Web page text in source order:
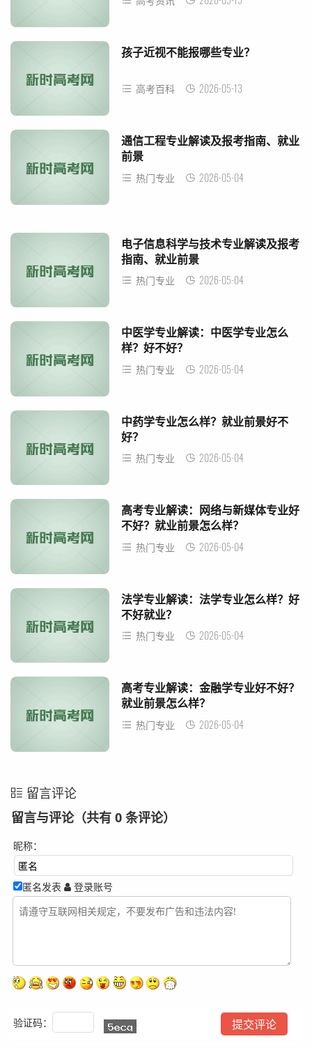
孩子近视不能报哪些专业？
高考百科 2026-05-13
通信工程专业解读及报考指南、就业
前景
热门专业 2026-05-04
电子信息科学与技术专业解读及报考
指南、就业前景
热门专业 2026-05-04
中医学专业解读：中医学专业怎么
样？好不好？
热门专业 2026-05-04
中药学专业怎么样？就业前景好不
好？
热门专业 2026-05-04
高考专业解读：网络与新媒体专业好
不好？就业前景怎么样？
热门专业 2026-05-04
法学专业解读：法学专业怎么样？好
不好就业？
热门专业 2026-05-04
高考专业解读：金融学专业好不好？
就业前景怎么样？
热门专业 2026-05-04
留言评论
留言与评论（共有 0 条评论）
昵称：
匿名发表 登录账号
验证码：